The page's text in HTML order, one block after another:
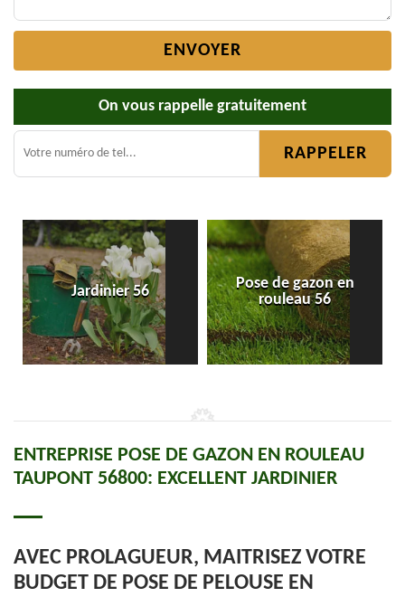
On vous rappelle gratuitement
Jardinier 56
Pose de gazon en
rouleau 56
ENTREPRISE POSE DE GAZON EN ROULEAU
TAUPONT 56800: EXCELLENT JARDINIER
AVEC PROLAGUEUR, MAITRISEZ VOTRE
BUDGET DE POSE DE PELOUSE EN